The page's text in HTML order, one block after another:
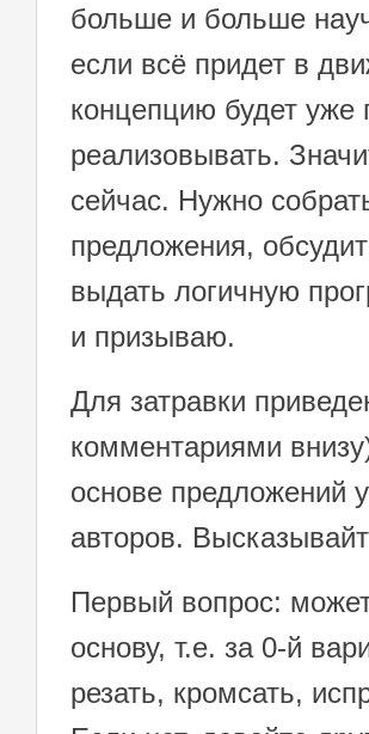
больше и больше
если всё придет в
концепцию будет уже
реализовывать.
сейчас. Нужно
предложения,
выдать логичную
и призываю.
Для затравки
комментариями
основе предложений
авторов.
Первый вопрос:
основу, т.е. за 0-й
резать, кромсать,